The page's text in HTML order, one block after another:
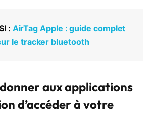
: AirTag Apple : guide complet
le tracker bluetooth
aux applications
d’accéder à votre